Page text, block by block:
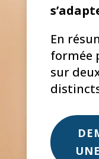
En
formée
sur